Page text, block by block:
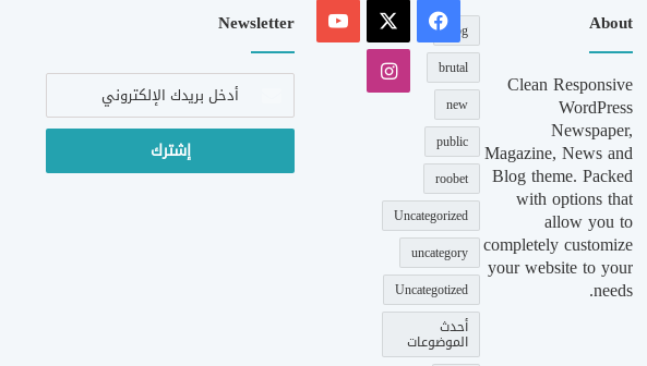
About
Clean Responsive
WordPress
Newspaper,
Magazine, News and
Blog theme. Packed
with options that
allow you to
completely customize
your website to your
needs.
blog
brutal
new
public
roobet
Uncategorized
uncategory
Uncategotized
أحدث
الموضوعات
فيسبوك
‫X
‫YouTube
انستقرام
Newsletter
أدخل
الإلكتروني